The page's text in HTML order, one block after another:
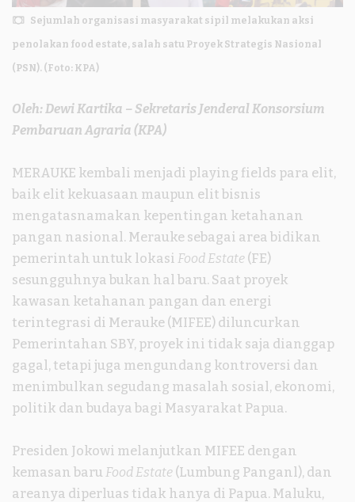
Sejumlah organisasi masyarakat sipil melakukan aksi
penolakan food estate, salah satu Proyek Strategis Nasional
(PSN). (Foto: KPA)
Oleh: Dewi Kartika – Sekretaris Jenderal Konsorsium
Pembaruan Agraria (KPA)
MERAUKE kembali menjadi playing fields para elit,
baik elit kekuasaan maupun elit bisnis
mengatasnamakan kepentingan ketahanan
pangan nasional. Merauke sebagai area bidikan
pemerintah untuk lokasi Food Estate (FE)
sesungguhnya bukan hal baru. Saat proyek
kawasan ketahanan pangan dan energi
terintegrasi di Merauke (MIFEE) diluncurkan
Pemerintahan SBY, proyek ini tidak saja dianggap
gagal, tetapi juga mengundang kontroversi dan
menimbulkan segudang masalah sosial, ekonomi,
politik dan budaya bagi Masyarakat Papua.
Presiden Jokowi melanjutkan MIFEE dengan
kemasan baru Food Estate (Lumbung Panganl), dan
areanya diperluas tidak hanya di Papua. Maluku,